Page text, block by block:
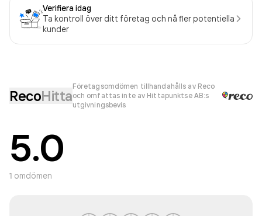
Verifiera idag
Ta kontroll över ditt företag och nå fler potentiella
kunder
RecoHitta
Företagsomdömen tillhandahålls av Reco
och omfattas inte av Hittapunktse AB:s
utgivningsbevis
5.0
1 omdömen